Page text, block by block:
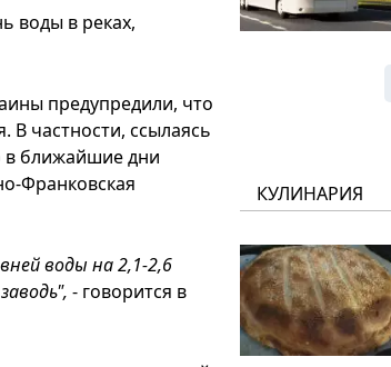
воды в реках,
предупредили, что
частности, ссылаясь
в ближайшие дни
Франковская
воды на 2,1-2,6
- говорится в
КУЛИНАРИЯ